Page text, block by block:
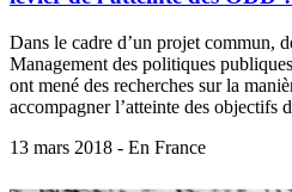
Dans le cadre d’un projet commun,
Management des politiques
ont mené des recherches sur la
accompagner l’atteinte des
13 mars 2018 - En France